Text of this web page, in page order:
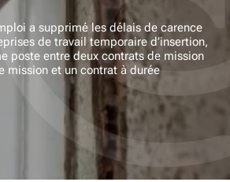
Actualités
Nous rejoindre
a supprimé les délais de carence
de travail temporaire d’insertion,
poste entre deux contrats de mission
mission et un contrat à durée